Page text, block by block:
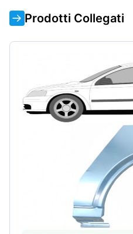
Prodotti Collegati